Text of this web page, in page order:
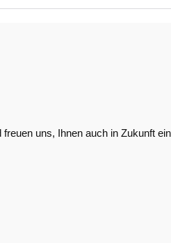
uns, Ihnen auch in Zukunft